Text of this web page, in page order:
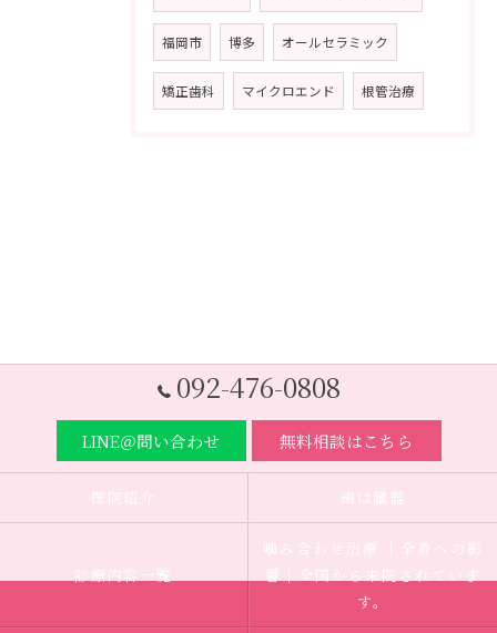
福岡市 博多 オールセラミック
矯正歯科 マイクロエンド 根管治療
092-476-0808
LINE＠問い合わせ 無料相談はこちら
医院紹介 歯は臓器
診療内容一覧
噛み合わせ治療 ｜全身への影
響｜全国から来院されていま
す。